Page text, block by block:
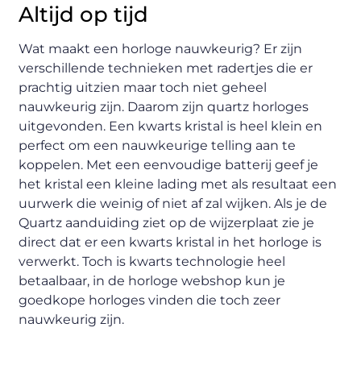
Altijd op tijd
Wat maakt een horloge nauwkeurig? Er zijn
verschillende technieken met radertjes die er
prachtig uitzien maar toch niet geheel
nauwkeurig zijn. Daarom zijn quartz horloges
uitgevonden. Een kwarts kristal is heel klein en
perfect om een nauwkeurige telling aan te
koppelen. Met een eenvoudige batterij geef je
het kristal een kleine lading met als resultaat een
uurwerk die weinig of niet af zal wijken. Als je de
Quartz aanduiding ziet op de wijzerplaat zie je
direct dat er een kwarts kristal in het horloge is
verwerkt. Toch is kwarts technologie heel
betaalbaar, in de horloge webshop kun je
goedkope horloges vinden die toch zeer
nauwkeurig zijn.